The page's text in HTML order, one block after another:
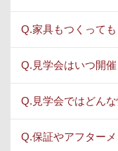
Q.家具もつくって
Q.見学会はいつ開
Q.見学会ではどん
Q.保証やアフター